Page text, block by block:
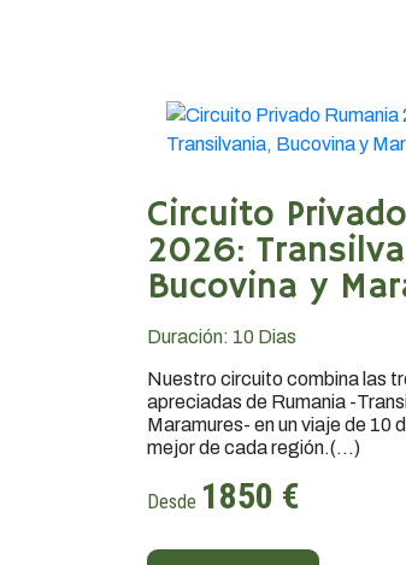
Circuito
2026:
Bucovina y
Duración: 10 Dias
Nuestro circuito combina las
apreciadas de Rumania -
Maramures- en un viaje de 10
mejor de cada región.(...)
Desde 1850 €